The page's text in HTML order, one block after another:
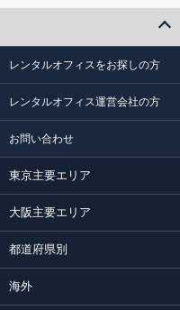
レンタルオフィスをお探しの方
レンタルオフィス運営会社の方
お問い合わせ
東京主要エリア
大阪主要エリア
都道府県別
海外